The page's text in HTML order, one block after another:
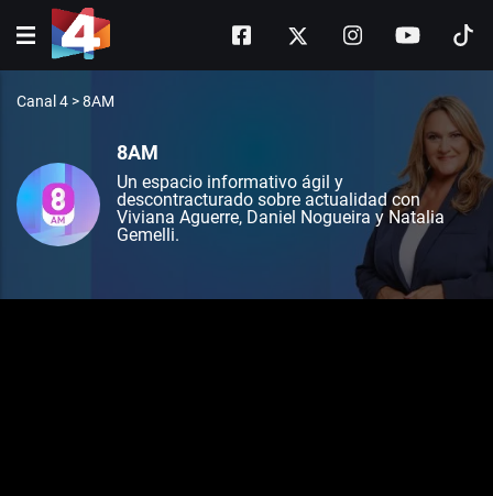
Canal 4 >8AM
8AM
Un espacio informativo ágil y
descontracturado sobre actualidad con
Viviana Aguerre, Daniel Nogueira y Natalia
Gemelli.